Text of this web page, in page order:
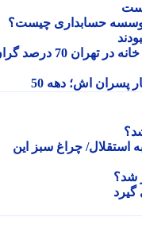
حسابداری چیست؟
خبر تلخ برای مستاجران تهرانی ؛ اجاره خانه در تهران 70 درصد گران
اش؛ دهه 50
چراغ سبز این